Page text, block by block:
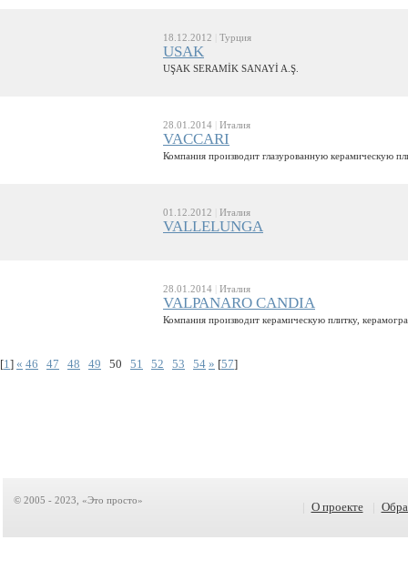
18.12.2012 Турция
USAK
UŞAK SERAMİK SANAYİ A.Ş.
28.01.2014 Италия
VACCARI
Компания производит глазурованную керамическую
01.12.2012 Италия
VALLELUNGA
28.01.2014 Италия
VALPANARO CANDIA
Компания производит керамическую плитку,
[1 ] « 46 47 48 49 50 51 52 53 54 » [57]
© 2005 - 2023, «Это просто» О проекте